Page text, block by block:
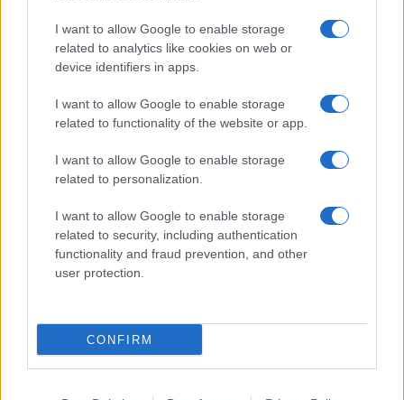
I want to allow Google to enable storage
related to analytics like cookies on web or
device identifiers in apps.
I want to allow Google to enable storage
related to functionality of the website or app.
I want to allow Google to enable storage
related to personalization.
I want to allow Google to enable storage
related to security, including authentication
functionality and fraud prevention, and other
user protection.
CONFIRM
GALÉRIA KIÁLLÍTÁS MÁRFFY ÖDÖN MŰGYŰJTÉS
EZ IS ÉRDEKELHETI
Rippl-Rónai-szignó alatt találtak rá egy
Ziffer Sándor-remekműre
A mostanáig egy magángyűjteményben rejtőzködő, 100